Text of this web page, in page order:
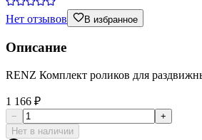
Нет отзывов В избранное
Описание
RENZ Комплект роликов для
1 166 ₽
−
+
Нет в наличии